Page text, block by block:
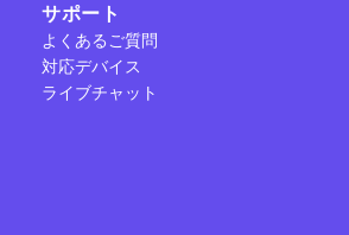
サポート
よくあるご質問
対応デバイス
ライブチャット